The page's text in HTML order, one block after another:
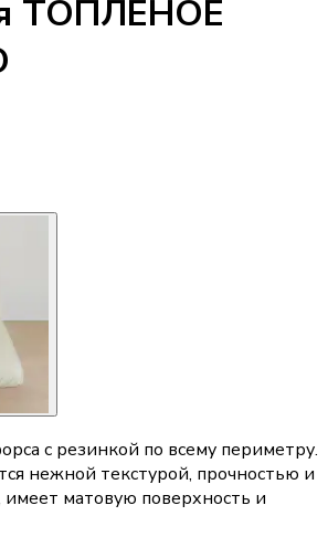
ТОПЛЕНОЕ
с резинкой по всему периметру.
нежной текстурой, прочностью и
имеет матовую поверхность и